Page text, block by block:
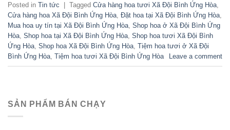
Posted in Tin tức Tagged Cửa hàng hoa tươi Xã Đội Bình Ứng Hòa
Cửa hàng hoa Xã Đội Bình Ứng Hòa Đặt hoa tại Xã Đội Bình Ứng Hòa
Mua hoa uy tín tại Xã Đội Bình Ứng Hòa Shop hoa ở Xã Đội Bình Ứng
Hòa Shop hoa tại Xã Đội Bình Ứng Hòa Shop hoa tươi Xã Đội Bình
Ứng Hòa Shop hoa Xã Đội Bình Ứng Hòa Tiệm hoa tươi ở Xã Đội
Bình Ứng Hòa Tiệm hoa tươi Xã Đội Bình Ứng Hòa Leave a comment
SẢN PHẨM BÁN CHẠY